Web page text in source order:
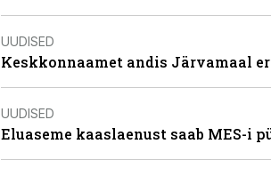
UUDISED
Keskkonnaamet andis Järvamaal
UUDISED
Eluaseme kaaslaenust saab MES-i